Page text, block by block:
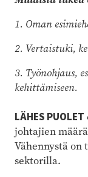
1. Oman
2. Vertaistuki,
3. Työnohjaus,
kehittämiseen.
LÄHES PUOLET
johtajien
Vähennystä
sektorilla.